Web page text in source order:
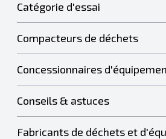
Catégorie d'essai
Compacteurs de déchets
Concessionnaires
Conseils & astuces
Fabricants de déchets et